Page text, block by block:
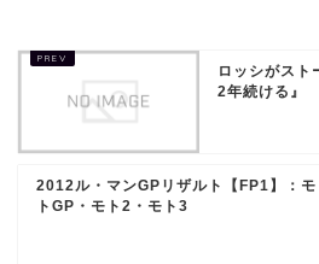
ロッシがスト
2年続ける』
2012ル・マンGPリザルト【FP1】：モ
トGP・モト2・モト3